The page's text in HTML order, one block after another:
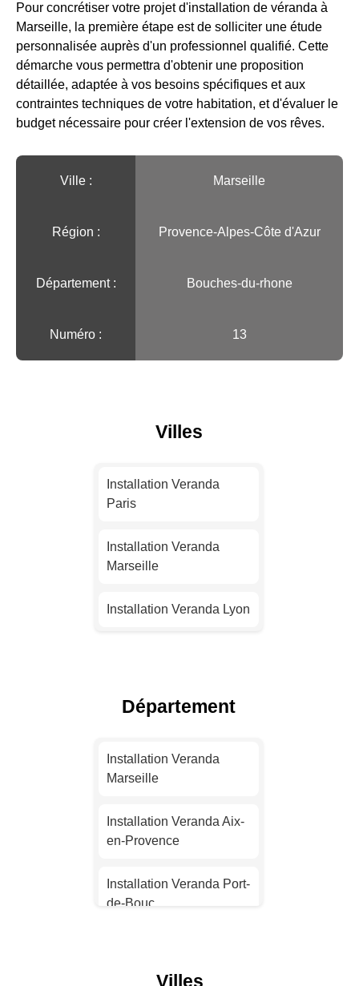
Pour concrétiser votre projet d'installation de véranda à
Marseille, la première étape est de solliciter une étude
personnalisée auprès d'un professionnel qualifié. Cette
démarche vous permettra d'obtenir une proposition
détaillée, adaptée à vos besoins spécifiques et aux
contraintes techniques de votre habitation, et d'évaluer le
budget nécessaire pour créer l'extension de vos rêves.
Ville :️ Marseille
Région :️ Provence-Alpes-Côte d'Azur
Département : Bouches-du-rhone
Numéro : 13
Villes
Installation Veranda
Paris
Installation Veranda
Marseille
Installation Veranda Lyon
Installation Veranda Nice
Installation Veranda
Nantes
Installation Veranda
Strasbourg
Installation Veranda
Montpellier
Département
Installation Veranda
Marseille
Installation Veranda Aix-
en-Provence
Installation Veranda Port-
de-Bouc
Villes